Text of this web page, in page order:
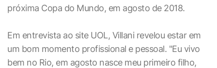
próxima Copa do Mundo, em agosto de 2018.
Em entrevista ao site UOL, Villani revelou estar em
um bom momento profissional e pessoal. "Eu vivo
bem no Rio, em agosto nasce meu primeiro filho,